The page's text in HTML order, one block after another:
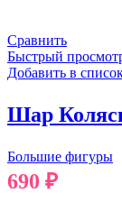
Сравнить
Быстрый
Добавить в
Шар
Большие фигуры
690 ₽